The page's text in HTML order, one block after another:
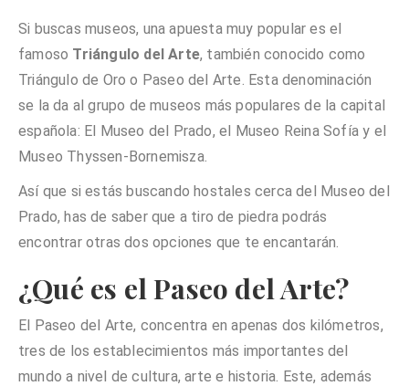
Si buscas museos, una apuesta muy popular es el
famoso Triángulo del Arte, también conocido como
Triángulo de Oro o Paseo del Arte. Esta denominación
se la da al grupo de museos más populares de la capital
española: El Museo del Prado, el Museo Reina Sofía y el
Museo Thyssen-Bornemisza.
Así que si estás buscando hostales cerca del Museo del
Prado, has de saber que a tiro de piedra podrás
encontrar otras dos opciones que te encantarán.
¿Qué es el Paseo del Arte?
El Paseo del Arte, concentra en apenas dos kilómetros,
tres de los establecimientos más importantes del
mundo a nivel de cultura, arte e historia. Este, además